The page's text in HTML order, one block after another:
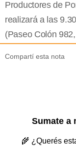
Productores de
realizará a las
(Paseo Colón
Compartí esta nota
Sumate a
🌾 ¿Querés